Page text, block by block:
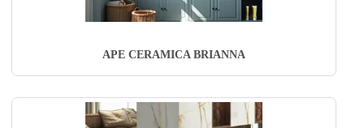
APE CERAMICA BRIANNA